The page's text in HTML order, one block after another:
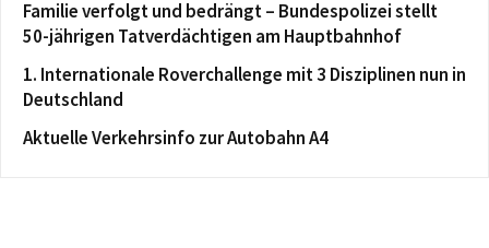
Familie verfolgt und bedrängt – Bundespolizei stellt
50-jährigen Tatverdächtigen am Hauptbahnhof
1. Internationale Roverchallenge mit 3 Disziplinen nun in
Deutschland
Aktuelle Verkehrsinfo zur Autobahn A4